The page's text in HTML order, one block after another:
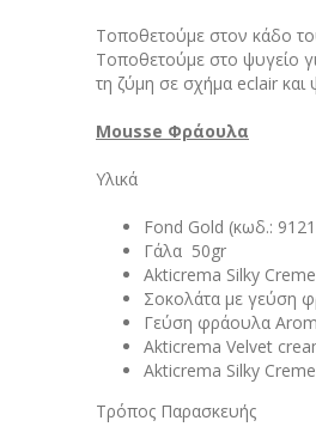
Τοποθετούμε στον κάδο
Τοποθετούμε στο ψυγείο
τη ζύμη σε σχήμα eclair και
Mousse Φράουλα
Υλικά
Fond Gold (κωδ.:
Γάλα 50gr
Akticrema Silky
Σοκολάτα με γεύση
Γεύση φράουλα
Akticrema Velvet
Akticrema Silky
Τρόπος Παρασκευής